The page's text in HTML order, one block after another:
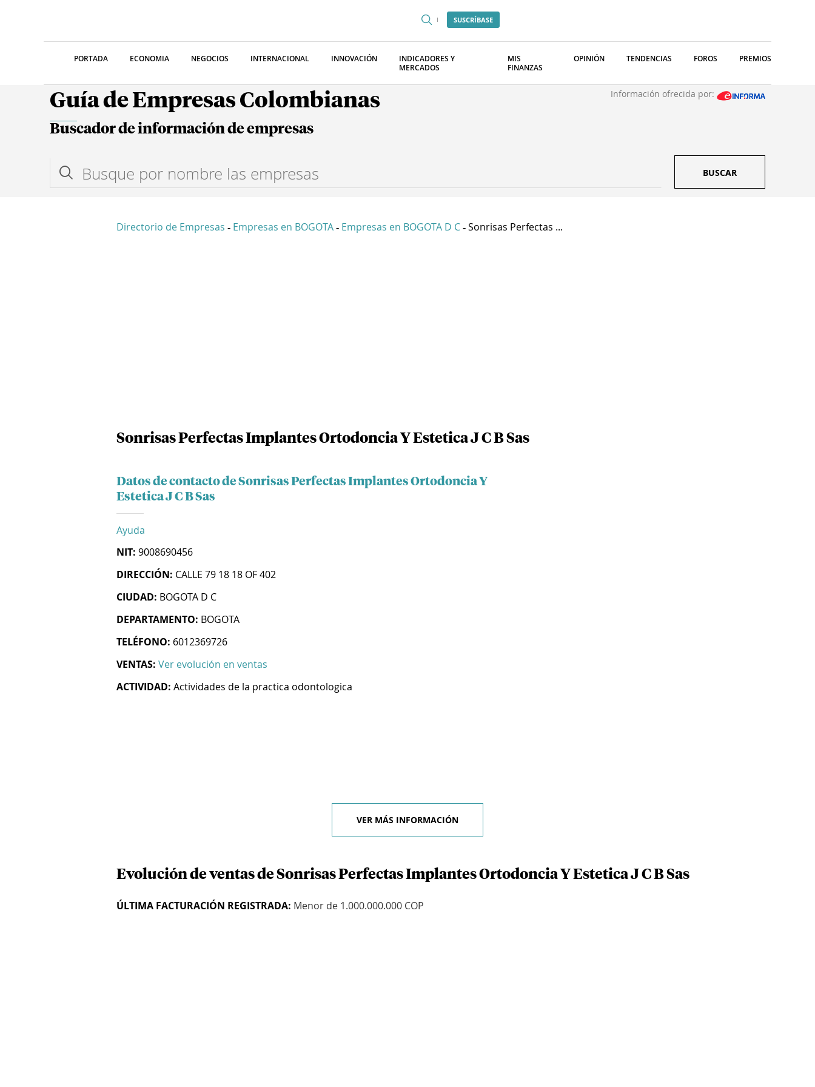
SUSCRÍBASE
PORTADA ECONOMIA NEGOCIOS INTERNACIONAL INNOVACIÓN
INDICADORES Y
MERCADOS
MIS
FINANZAS
OPINIÓN TENDENCIAS FOROS PREMIOS
Guía de Empresas Colombianas Información ofrecida por:
Buscador de información de empresas
BUSCAR
Directorio de Empresas - Empresas en BOGOTA - Empresas en BOGOTA D C - Sonrisas Perfectas ...
Sonrisas Perfectas Implantes Ortodoncia Y Estetica J C B Sas
Datos de contacto de Sonrisas Perfectas Implantes Ortodoncia Y
Estetica J C B Sas
Ayuda
NIT: 9008690456
DIRECCIÓN: CALLE 79 18 18 OF 402
CIUDAD: BOGOTA D C
DEPARTAMENTO: BOGOTA
TELÉFONO: 6012369726
VENTAS: Ver evolución en ventas
ACTIVIDAD: Actividades de la practica odontologica
VER MÁS INFORMACIÓN
Evolución de ventas de Sonrisas Perfectas Implantes Ortodoncia Y Estetica J C B Sas
ÚLTIMA FACTURACIÓN REGISTRADA: Menor de 1.000.000.000 COP